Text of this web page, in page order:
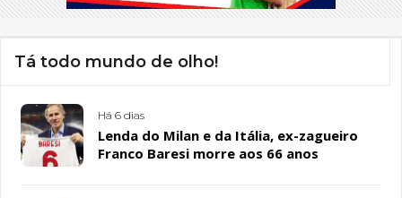
Tá todo mundo de olho!
Há 6 dias
Lenda do Milan e da Itália, ex-zagueiro
Franco Baresi morre aos 66 anos